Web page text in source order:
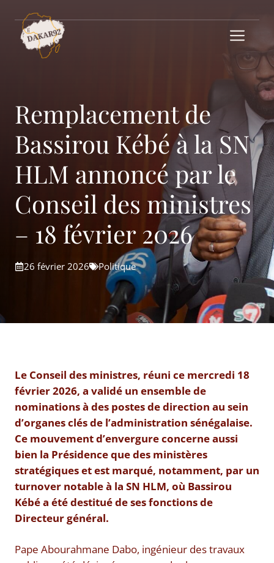
contenu
Remplacement de
Bassirou Kébé à la SN
HLM annoncé par le
Conseil des ministres
– 18 février 2026
26 février 2026 Politique
Le Conseil des ministres, réuni ce mercredi 18
février 2026, a validé un ensemble de
nominations à des postes de direction au sein
d’organes clés de l’administration sénégalaise.
Ce mouvement d’envergure concerne aussi
bien la Présidence que des ministères
stratégiques et est marqué, notamment, par un
turnover notable à la SN HLM, où Bassirou
Kébé a été destitué de ses fonctions de
Directeur général.
Pape Abourahmane Dabo, ingénieur des travaux